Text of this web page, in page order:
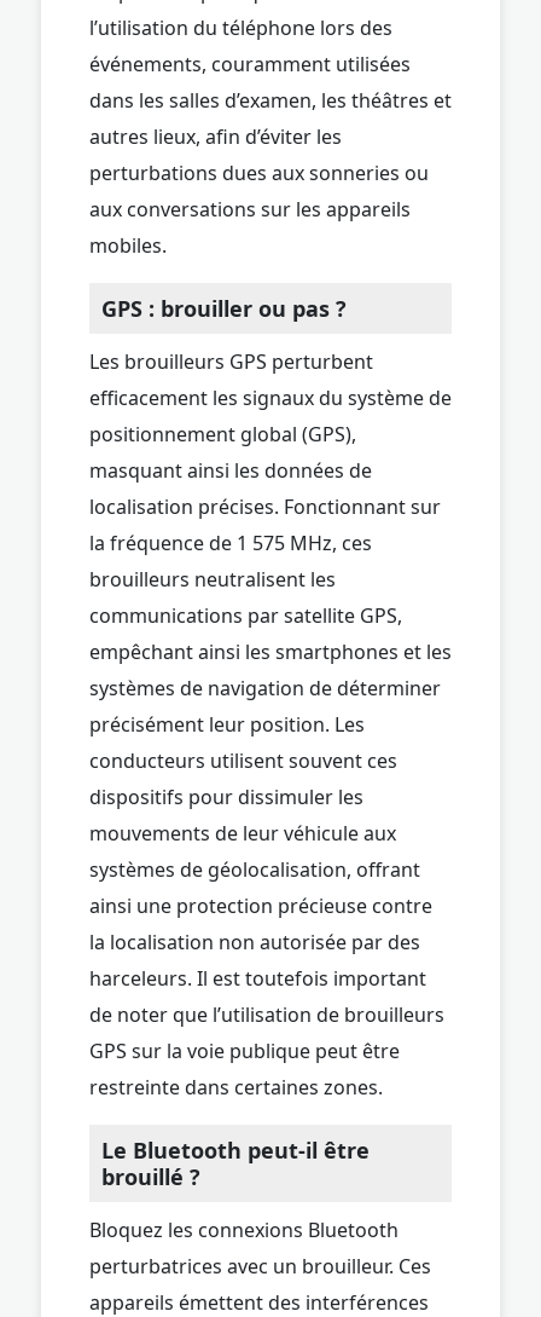
l’utilisation du téléphone lors des
événements, couramment utilisées
dans les salles d’examen, les théâtres et
autres lieux, afin d’éviter les
perturbations dues aux sonneries ou
aux conversations sur les appareils
mobiles.
GPS : brouiller ou pas ?
Les brouilleurs GPS perturbent
efficacement les signaux du système de
positionnement global (GPS),
masquant ainsi les données de
localisation précises. Fonctionnant sur
la fréquence de 1 575 MHz, ces
brouilleurs neutralisent les
communications par satellite GPS,
empêchant ainsi les smartphones et les
systèmes de navigation de déterminer
précisément leur position. Les
conducteurs utilisent souvent ces
dispositifs pour dissimuler les
mouvements de leur véhicule aux
systèmes de géolocalisation, offrant
ainsi une protection précieuse contre
la localisation non autorisée par des
harceleurs. Il est toutefois important
de noter que l’utilisation de brouilleurs
GPS sur la voie publique peut être
restreinte dans certaines zones.
Le Bluetooth peut-il être
brouillé ?
Bloquez les connexions Bluetooth
perturbatrices avec un brouilleur. Ces
appareils émettent des interférences